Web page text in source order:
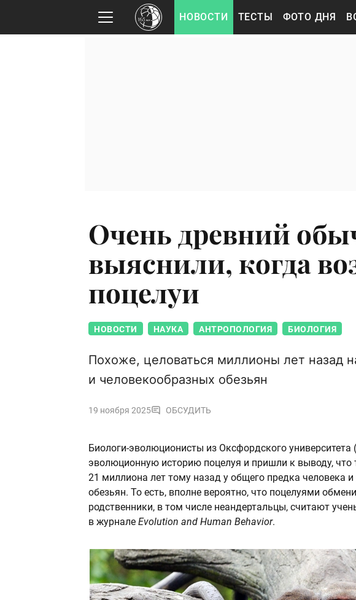
НОВОСТИ ТЕСТЫ ФОТО ДНЯ
Очень древний
выяснили, когда
поцелуи
НОВОСТИ НАУКА АНТРОПОЛОГИЯ БИОЛОГИЯ
Похоже, целоваться миллионы лет назад
и человекообразных обезьян
19 ноября 2025 ОБСУДИТЬ
Биологи-эволюционисты из Оксфордского
эволюционную историю поцелуя и пришли к выводу, что
21 миллиона лет тому назад у общего предка человека
обезьян. То есть, вполне вероятно, что поцелуями
родственники, в том числе неандертальцы, считают
в журнале Evolution and Human Behavior.